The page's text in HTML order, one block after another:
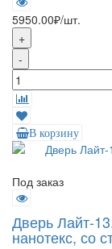
5950.00₽/шт.
+
-
В корзину
Под заказ
Дверь Лайт-
нанотекс, со